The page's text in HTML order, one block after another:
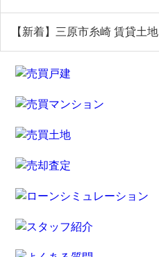
【新着】三原市糸崎 賃貸土地